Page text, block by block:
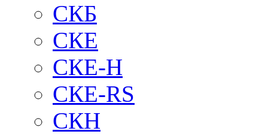
СКБ
СКЕ
СКЕ-H
СКЕ-RS
СКН